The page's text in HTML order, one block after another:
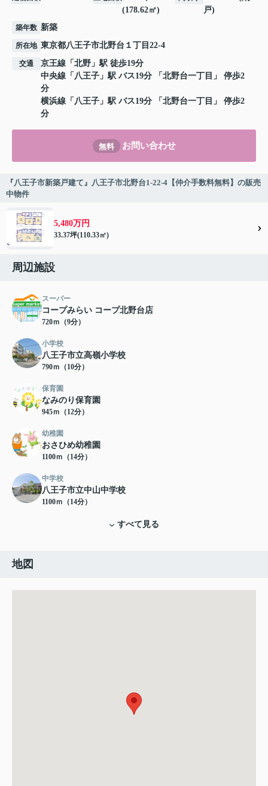
(178.62㎡)
戸)
築年数 新築
所在地 東京都八王子市北野台 １丁目22-4
交通 京王線 「 北野 」駅 徒歩19分
中央線 「 八王子 」駅 バス19分 「北野台一丁目」 停歩2
分
横浜線 「 八王子 」駅 バス19分 「北野台一丁目」 停歩2
分
無料 お問い合わせ
『八王子市新築戸建て』八王子市北野台1-22-4【仲介手数料無料】の販売
中物件
5,480万円
33.37坪(110.33㎡)
周辺施設
スーパー
コープみらい コープ北野台店
720ｍ（9分）
小学校
八王子市立高嶺小学校
790ｍ（10分）
保育園
なみのり保育園
945ｍ（12分）
幼稚園
おさひめ幼稚園
1100ｍ（14分）
中学校
八王子市立中山中学校
1100ｍ（14分）
すべて見る
地図